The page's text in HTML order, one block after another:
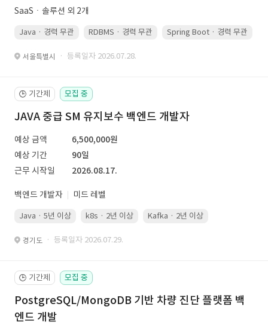
SaaSㆍ솔루션 외 2개
Java · 경력 무관 RDBMS · 경력 무관 Spring Boot · 경력 무관
서울특별시 · 등록일자 2026.07.28.
🕒 기간제 모집 중
JAVA 중급 SM 유지보수 백엔드 개발자
예상 금액
6,500,000원
예상 기간
90일
근무 시작일
2026.08.17.
백엔드 개발자 미드 레벨
Java · 5년 이상 k8s · 2년 이상 Kafka · 2년 이상
경기도 · 등록일자 2026.07.29.
🕒 기간제 모집 중
PostgreSQL/MongoDB 기반 차량 진단 플랫폼 백
엔드 개발